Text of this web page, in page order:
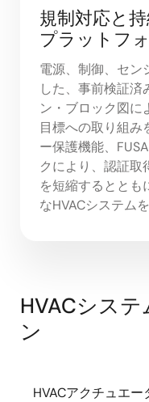
規制対応と
プラットフ
電源、制御、セン
した、事前検証済
ン・ブロック図に
目標への取り組み
ー保護機能、
クにより、認証取
を短縮するととも
なHVACシステム
HVACシス
ン
HVACアクチュエー